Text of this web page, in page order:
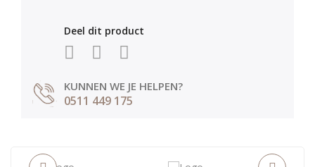
Deel dit product
KUNNEN WE JE HELPEN?
0511 449 175